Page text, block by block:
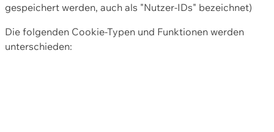
gespeichert werden, auch als "Nutzer-IDs" bezeichnet)
Die folgenden Cookie-Typen und Funktionen werden
unterschieden: